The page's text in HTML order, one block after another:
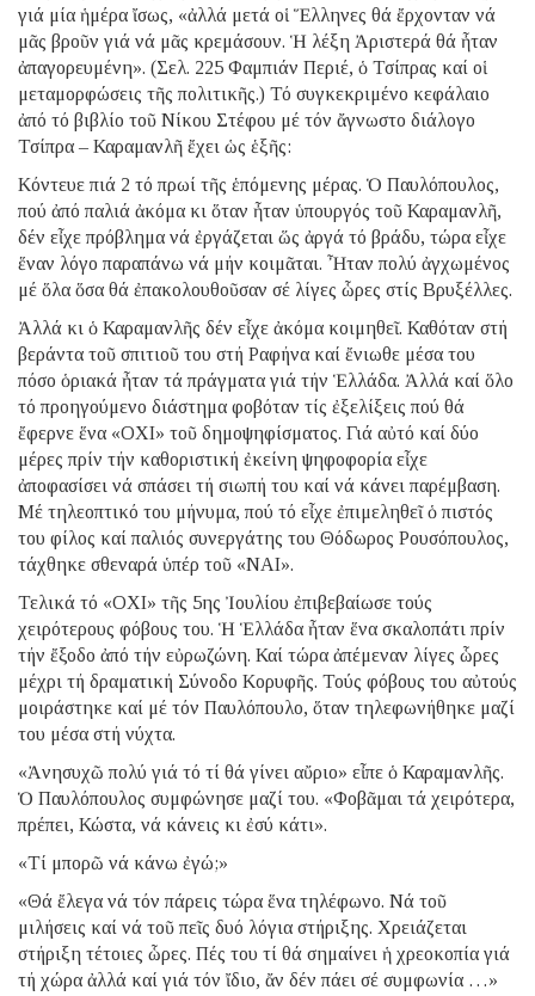
γιά μία ἡμέρα ἴσως, «ἀλλά μετά οἱ Ἕλληνες θά ἔρχονταν νά
μᾶς βροῦν γιά νά μᾶς κρεμάσουν. Ἡ λέξη Ἀριστερά θά ἦταν
ἀπαγορευμένη». (Σελ. 225 Φαμπιάν Περιέ, ὁ Τσίπρας καί οἱ
μεταμορφώσεις τῆς πολιτικῆς.) Τό συγκεκριμένο κεφάλαιο
ἀπό τό βιβλίο τοῦ Νίκου Στέφου μέ τόν ἄγνωστο διάλογο
Τσίπρα – Καραμανλῆ ἔχει ὡς ἑξῆς:
Κόντευε πιά 2 τό πρωί τῆς ἑπόμενης μέρας. Ὁ Παυλόπουλος,
πού ἀπό παλιά ἀκόμα κι ὅταν ἦταν ὑπουργός τοῦ Καραμανλῆ,
δέν εἶχε πρόβλημα νά ἐργάζεται ὥς ἀργά τό βράδυ, τώρα εἶχε
ἕναν λόγο παραπάνω νά μήν κοιμᾶται. Ἦταν πολύ ἀγχωμένος
μέ ὅλα ὅσα θά ἐπακολουθοῦσαν σέ λίγες ὧρες στίς Βρυξέλλες.
Ἀλλά κι ὁ Καραμανλῆς δέν εἶχε ἀκόμα κοιμηθεῖ. Καθόταν στή
βεράντα τοῦ σπιτιοῦ του στή Ραφήνα καί ἔνιωθε μέσα του
πόσο ὁριακά ἦταν τά πράγματα γιά τήν Ἑλλάδα. Ἀλλά καί ὅλο
τό προηγούμενο διάστημα φοβόταν τίς ἐξελίξεις πού θά
ἔφερνε ἕνα «ΟΧΙ» τοῦ δημοψηφίσματος. Γιά αὐτό καί δύο
μέρες πρίν τήν καθοριστική ἐκείνη ψηφοφορία εἶχε
ἀποφασίσει νά σπάσει τή σιωπή του καί νά κάνει παρέμβαση.
Μέ τηλεοπτικό του μήνυμα, πού τό εἶχε ἐπιμεληθεῖ ὁ πιστός
του φίλος καί παλιός συνεργάτης του Θόδωρος Ρουσόπουλος,
τάχθηκε σθεναρά ὑπέρ τοῦ «ΝΑΙ».
Τελικά τό «ΟΧΙ» τῆς 5ης Ἰουλίου ἐπιβεβαίωσε τούς
χειρότερους φόβους του. Ἡ Ἑλλάδα ἦταν ἕνα σκαλοπάτι πρίν
τήν ἔξοδο ἀπό τήν εὐρωζώνη. Καί τώρα ἀπέμεναν λίγες ὧρες
μέχρι τή δραματική Σύνοδο Κορυφῆς. Τούς φόβους του αὐτούς
μοιράστηκε καί μέ τόν Παυλόπουλο, ὅταν τηλεφωνήθηκε μαζί
του μέσα στή νύχτα.
«Ἀνησυχῶ πολύ γιά τό τί θά γίνει αὔριο» εἶπε ὁ Καραμανλῆς.
Ὁ Παυλόπουλος συμφώνησε μαζί του. «Φοβᾶμαι τά χειρότερα,
πρέπει, Κώστα, νά κάνεις κι ἐσύ κάτι».
«Τί μπορῶ νά κάνω ἐγώ;»
«Θά ἔλεγα νά τόν πάρεις τώρα ἕνα τηλέφωνο. Νά τοῦ
μιλήσεις καί νά τοῦ πεῖς δυό λόγια στήριξης. Χρειάζεται
στήριξη τέτοιες ὧρες. Πές του τί θά σημαίνει ἡ χρεοκοπία γιά
τή χώρα ἀλλά καί γιά τόν ἴδιο, ἄν δέν πάει σέ συμφωνία …»